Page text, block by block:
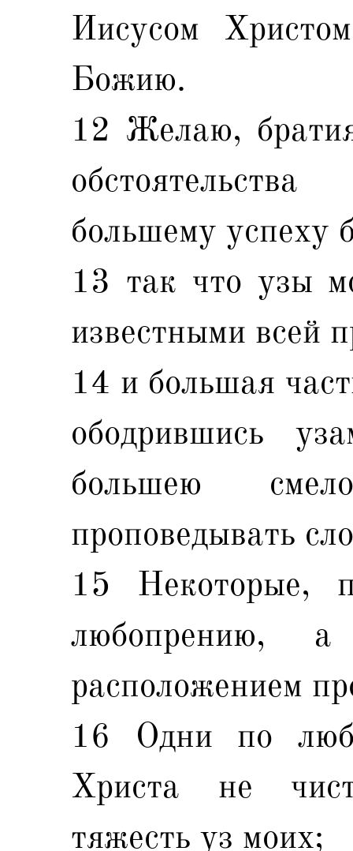
Иисусом
Божию.
12 Желаю,
большему успеху
13 так что узы
известными всей
14 и большая
ободрившись
большею
проповедывать
15 Некоторые,
любопрению,
расположением
16 Одни по
Христа не
тяжесть уз моих;